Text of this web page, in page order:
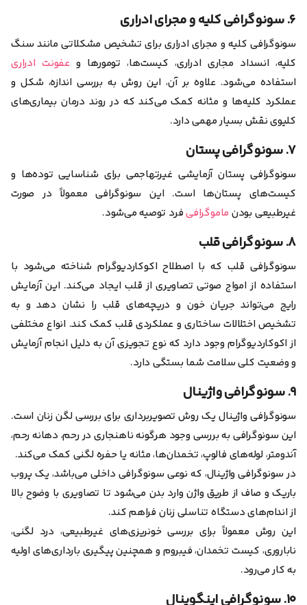
۶. سونوگرافی کلیه و مجرای ادراری
سونوگرافی کلیه و مجرای ادراری برای تشخیص مشکلاتی مانند سنگ
کلیه، انسداد مجاری ادراری، کیست‌ها، تومورها وعفونت‌ ادراری
استفاده می‌شود. علاوه بر آن، این روش به بررسی اندازه، شکل و
عملکرد کلیه‌ها و مثانه کمک می‌کند که در روند درمان بیماری‌های
کلیوی نقش بسیار مهمی دارد.
۷. سونوگرافی پستان
سونوگرافی پستان آزمایشی غیرتهاجمی برای شناسایی توده‌ها و
کیست‌های پستان‌ها است. این سونوگرافی معمولاً در صورت
غیرطبیعی بودن ماموگرافیفرد توصیه می‌شود.
۸. سونوگرافی قلب
سونوگرافی قلب که با اصطلاح اکوکاردیوگرام شناخته می‌شود با
استفاده از امواج صوتی تصاویری از قلب ایجاد می‌کند. این آزمایش
رایج می‌تواند جریان خون و دریچه‌های قلب را نشان دهد و به
تشخیص اختلالات ساختاری و عملکردی قلب کمک کند. انواع مختلفی
از اکوکاردیوگرام وجود دارد که نوع تجویزی آن به دلیل انجام آزمایش
و وضعیت کلی سلامت شما بستگی دارد.
۹. سونوگرافی واژینال
سونوگرافی واژینال یک روش تصویربرداری برای بررسی لگن زنان است.
این سونوگرافی به بررسی وجود هرگونه ناهنجاری در رحم، دهانه رحم،
آندومتر، لوله‌های فالوپ، تخمدان‌ها، مثانه یا حفره لگنی کمک می‌کند.
در سونوگرافی واژینال، که نوعی سونوگرافی داخلی می‌باشد، یک پروب
باریک و صاف از طریق واژن وارد بدن می‌شود تا تصاویری با وضوح بالا
از اندام‌های دستگاه تناسلی زنان فراهم کند.
این روش معمولاً برای بررسی خونریزی‌های غیرطبیعی، درد لگنی،
ناباروری، کیست تخمدان، فیبروم و همچنین پیگیری بارداری‌های اولیه
به کار می‌رود.
۱۰. سونوگرافی اینگوینال